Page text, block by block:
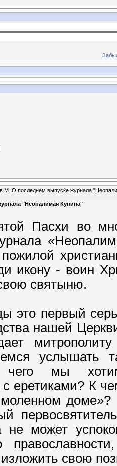
М. О последнем выпуске журнала
"Неопалимая Купина"
Пасхи во
икону - воин
святыню.
это первый
нашей
услышать
чего мы
еретиками? К
доме»?
не может
свою